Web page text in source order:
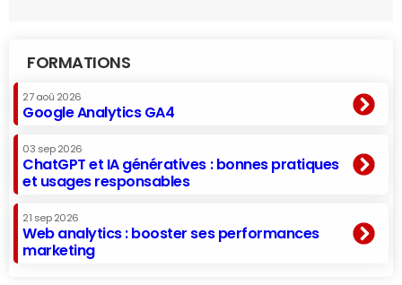
FORMATIONS
27 aoû 2026
Google Analytics GA4
03 sep 2026
ChatGPT et IA génératives : bonnes pratiques
et usages responsables
21 sep 2026
Web analytics : booster ses performances
marketing